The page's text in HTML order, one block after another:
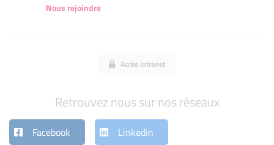
Nous rejoindre
Accès intranet
Retrouvez nous sur nos réseaux
Facebook Linkedin